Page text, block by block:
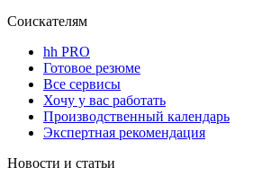
Соискателям
hh PRO
Готовое резюме
Все сервисы
Хочу у вас работать
Производственный календарь
Экспертная рекомендация
Новости и статьи